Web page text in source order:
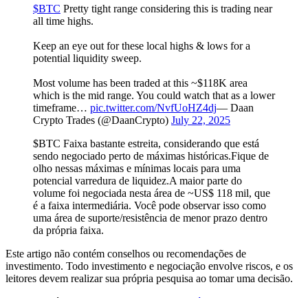
$BTC Pretty tight range considering this is trading near
all time highs.
Keep an eye out for these local highs & lows for a
potential liquidity sweep.
Most volume has been traded at this ~$118K area
which is the mid range. You could watch that as a lower
timeframe… pic.twitter.com/NvfUoHZ4dj— Daan
Crypto Trades (@DaanCrypto) July 22, 2025
$BTC Faixa bastante estreita, considerando que está
sendo negociado perto de máximas históricas.Fique de
olho nessas máximas e mínimas locais para uma
potencial varredura de liquidez.A maior parte do
volume foi negociada nesta área de ~US$ 118 mil, que
é a faixa intermediária. Você pode observar isso como
uma área de suporte/resistência de menor prazo dentro
da própria faixa.
Este artigo não contém conselhos ou recomendações de
investimento. Todo investimento e negociação envolve riscos, e os
leitores devem realizar sua própria pesquisa ao tomar uma decisão.